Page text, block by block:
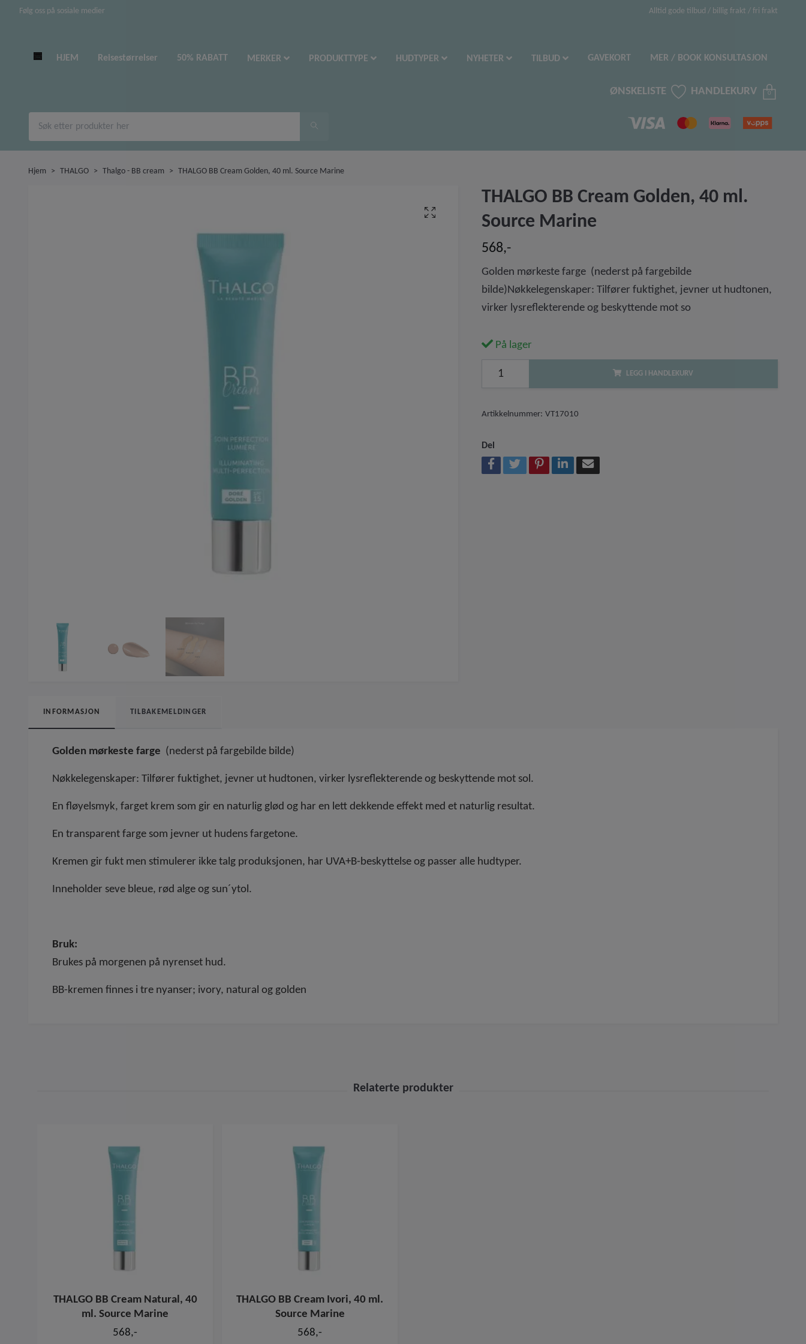
Følg oss på sosiale medier Alltid gode tilbud / billig frakt / fri frakt
HJEM Reisestørrelser 50% RABATT MERKER PRODUKTTYPE HUDTYPER NYHETER TILBUD GAVEKORT MER / BOOK KONSULTASJON
ØNSKELISTE HANDLEKURV 0
Hjem THALGO Thalgo - BB cream THALGO BB Cream Golden, 40 ml. Source Marine
THALGO BB Cream Golden, 40 ml.
Source Marine
568,-
Golden mørkeste farge (nederst på fargebilde
bilde)Nøkkelegenskaper: Tilfører fuktighet, jevner ut hudtonen,
virker lysreflekterende og beskyttende mot so
På lager
LEGG I HANDLEKURV
Artikkelnummer: VT17010
Del
INFORMASJON TILBAKEMELDINGER
Golden mørkeste farge (nederst på fargebilde bilde)
Nøkkelegenskaper: Tilfører fuktighet, jevner ut hudtonen, virker lysreflekterende og beskyttende mot sol.
En fløyelsmyk, farget krem som gir en naturlig glød og har en lett dekkende effekt med et naturlig resultat.
En transparent farge som jevner ut hudens fargetone.
Kremen gir fukt men stimulerer ikke talg produksjonen, har UVA+B-beskyttelse og passer alle hudtyper.
Inneholder seve bleue, rød alge og sun´ytol.
Bruk:
Brukes på morgenen på nyrenset hud.
BB-kremen finnes i tre nyanser; ivory, natural og golden
THALGO BB Cream Natural, 40
ml. Source Marine
568,-
THALGO BB Cream Ivori, 40 ml.
Source Marine
568,-